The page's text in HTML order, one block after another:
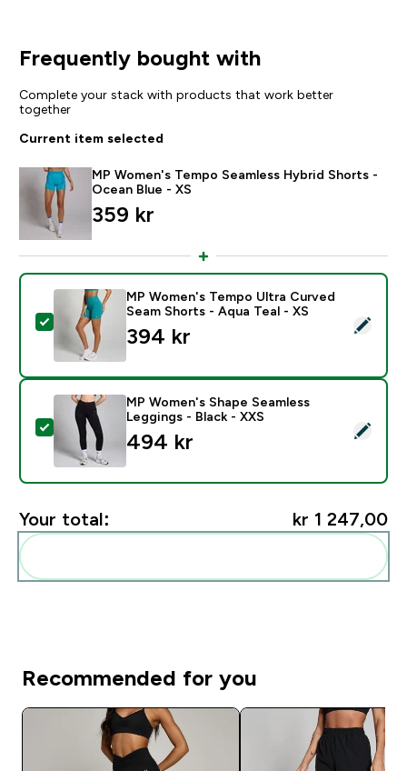
Frequently bought with
Complete your stack with products that work better
together
Current item selected
MP Women's Tempo Seamless Hybrid Shorts -
Ocean Blue - XS
359 kr‎
Select this product - MP Women's Tempo Ultra
MP Women's Tempo Ultra Curved
Seam Shorts - Aqua Teal - XS
394 kr‎
Select this product - MP Women's Shape Seamless
MP Women's Shape Seamless
Leggings - Black - XXS
494 kr‎
Your total: kr 1 247,00‎
Recommended for you